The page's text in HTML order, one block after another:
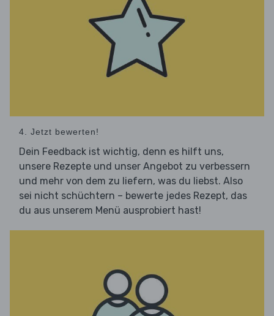
4. Jetzt bewerten!
Dein Feedback ist wichtig, denn es hilft uns,
unsere Rezepte und unser Angebot zu verbessern
und mehr von dem zu liefern, was du liebst. Also
sei nicht schüchtern – bewerte jedes Rezept, das
du aus unserem Menü ausprobiert hast!